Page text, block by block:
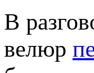
В
велюр